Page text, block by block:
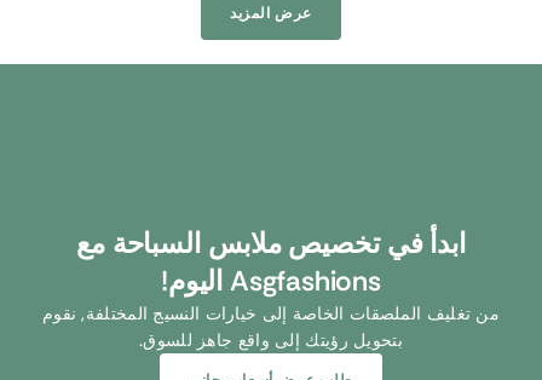
عرض المزيد
ابدأ في تخصيص ملابس السباحة مع
Asgfashions اليوم!
من تغليف الملصقات الخاصة إلى خيارات النسيج المختلفة, نقوم
بتحويل رؤيتك إلى واقع جاهز للسوق.